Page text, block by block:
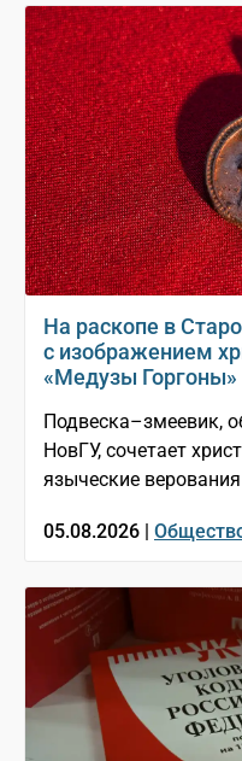
На раскопе в
с изображением
«Медузы Горгоны»
Подвеска–змеевик,
НовГУ, сочетает
языческие верования
05.08.2026 |